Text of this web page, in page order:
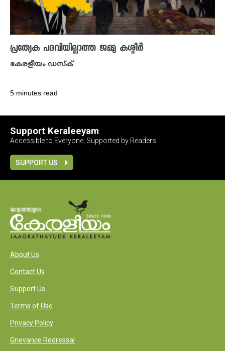
പ്രത്യേക പദവിയില്ലാത്ത ജമ്മു കശ്മീർ
കേരളീയം ഡസ്ക്
5 minutes read
Support Keraleeyam
Accessible to Everyone, Supported by Readers
SUPPORT US
About Us
Contact Us
Support Us
Terms of Use
Privacy Policy
Grievance Redressal